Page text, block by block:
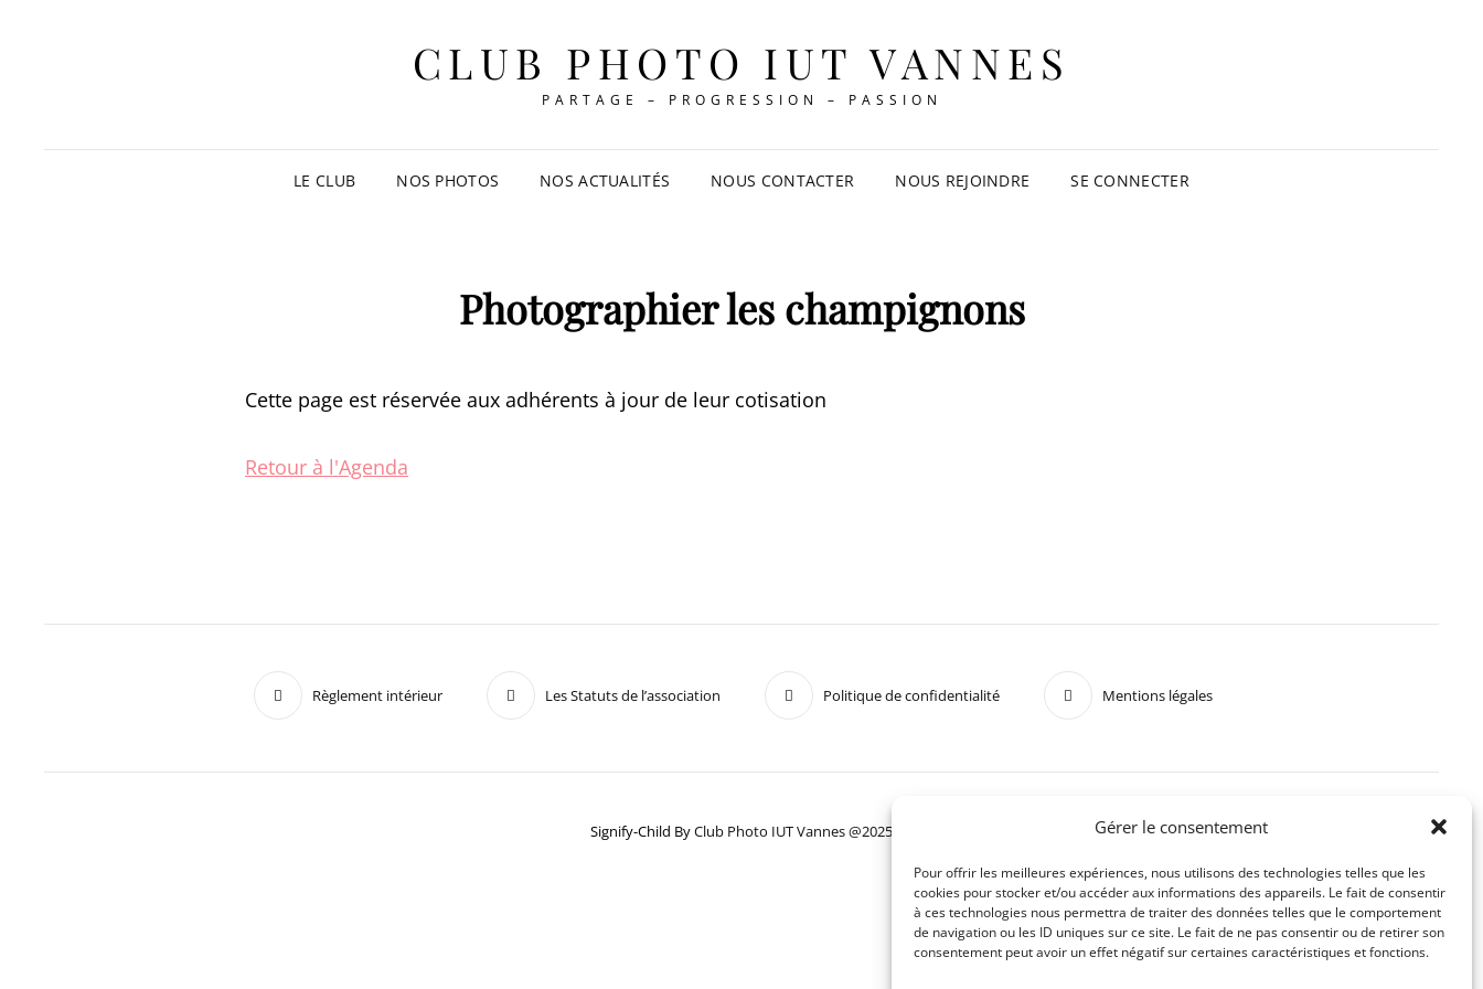
Gérer le consentement
Pour offrir les meilleures expériences, nous utilisons des technologies telles que les
cookies pour stocker et/ou accéder aux informations des appareils. Le fait de consentir
à ces technologies nous permettra de traiter des données telles que le comportement
de navigation ou les ID uniques sur ce site. Le fait de ne pas consentir ou de retirer son
consentement peut avoir un effet négatif sur certaines caractéristiques et fonctions.
CLUB PHOTO IUT VANNES
PARTAGE – PROGRESSION – PASSION
LE CLUB NOS PHOTOS NOS ACTUALITÉS NOUS CONTACTER NOUS REJOINDRE SE CONNECTER
Photographier les champignons
Cette page est réservée aux adhérents à jour de leur cotisation
Retour à l'Agenda
Règlement intérieur Les Statuts de l’association Politique de confidentialité Mentions légales
Signify-Child ByClub Photo IUT Vannes @2025